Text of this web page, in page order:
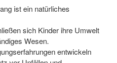
dein Profil
ist ein natürliches
sich Kinder ihre Umwelt
Wesen.
entwickeln